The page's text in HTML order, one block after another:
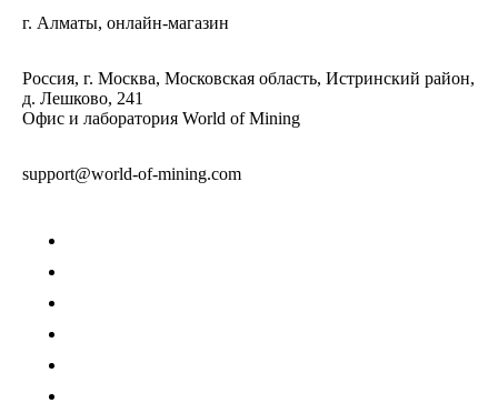
г. Алматы, онлайн-магазин
Россия, г. Москва, Московская область, Истринский район,
д. Лешково, 241
Офис и лаборатория World of Mining
support@world-of-mining.com